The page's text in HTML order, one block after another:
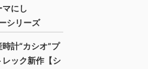
マにし
シリーズ
時計“カシオ”プ
レック新作【シ